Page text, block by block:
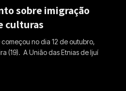
sobre imigração
culturas
no dia 12 de outubro,
(19). A União das Etnias de Ijuí